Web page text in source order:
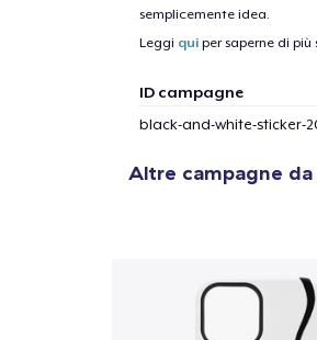
semplicemente idea.
Leggi quiper saperne di più
ID campagne
black-and-white-sticker-
Altre campagne da